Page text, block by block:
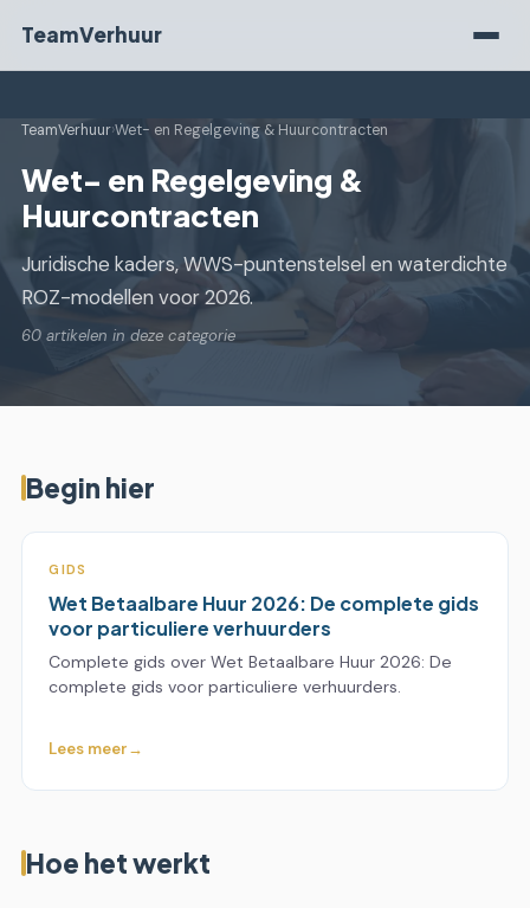
TeamVerhuur
TeamVerhuur›Wet- en Regelgeving & Huurcontracten
Wet- en Regelgeving &
Huurcontracten
Juridische kaders, WWS-puntenstelsel en waterdichte
ROZ-modellen voor 2026.
60 artikelen in deze categorie
Begin hier
GIDS
Wet Betaalbare Huur 2026: De complete gids
voor particuliere verhuurders
Complete gids over Wet Betaalbare Huur 2026: De
complete gids voor particuliere verhuurders.
Lees meer
Hoe het werkt